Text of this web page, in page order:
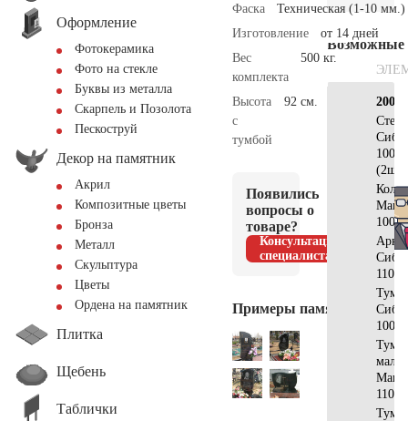
Оформление
Фотокерамика
Фото на стекле
Буквы из металла
Скарпель и Позолота
Пескоструй
Декор на памятник
Акрил
Композитные цветы
Бронза
Металл
Скульптура
Цветы
Ордена на памятник
Плитка
Щебень
Таблички
Фаска
Техническая (1-10 мм.)
Изготовление
от 14 дней
Вес
комплекта
500 кг.
Высота
с
тумбой
92 см.
Появились
вопросы о
товаре?
Консультация
специалиста
Примеры памятников
Возможные
Стела
(2шт)
Арка
малая